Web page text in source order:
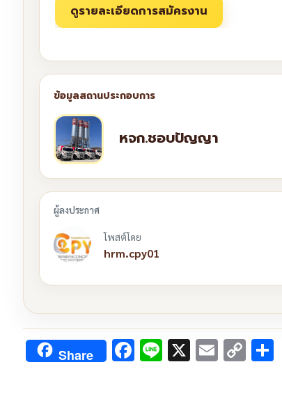
หจก.ชอบปัญญา
โพสต์โดย
hrm.cpy01
Share Facebook
Line
X Email
Copy